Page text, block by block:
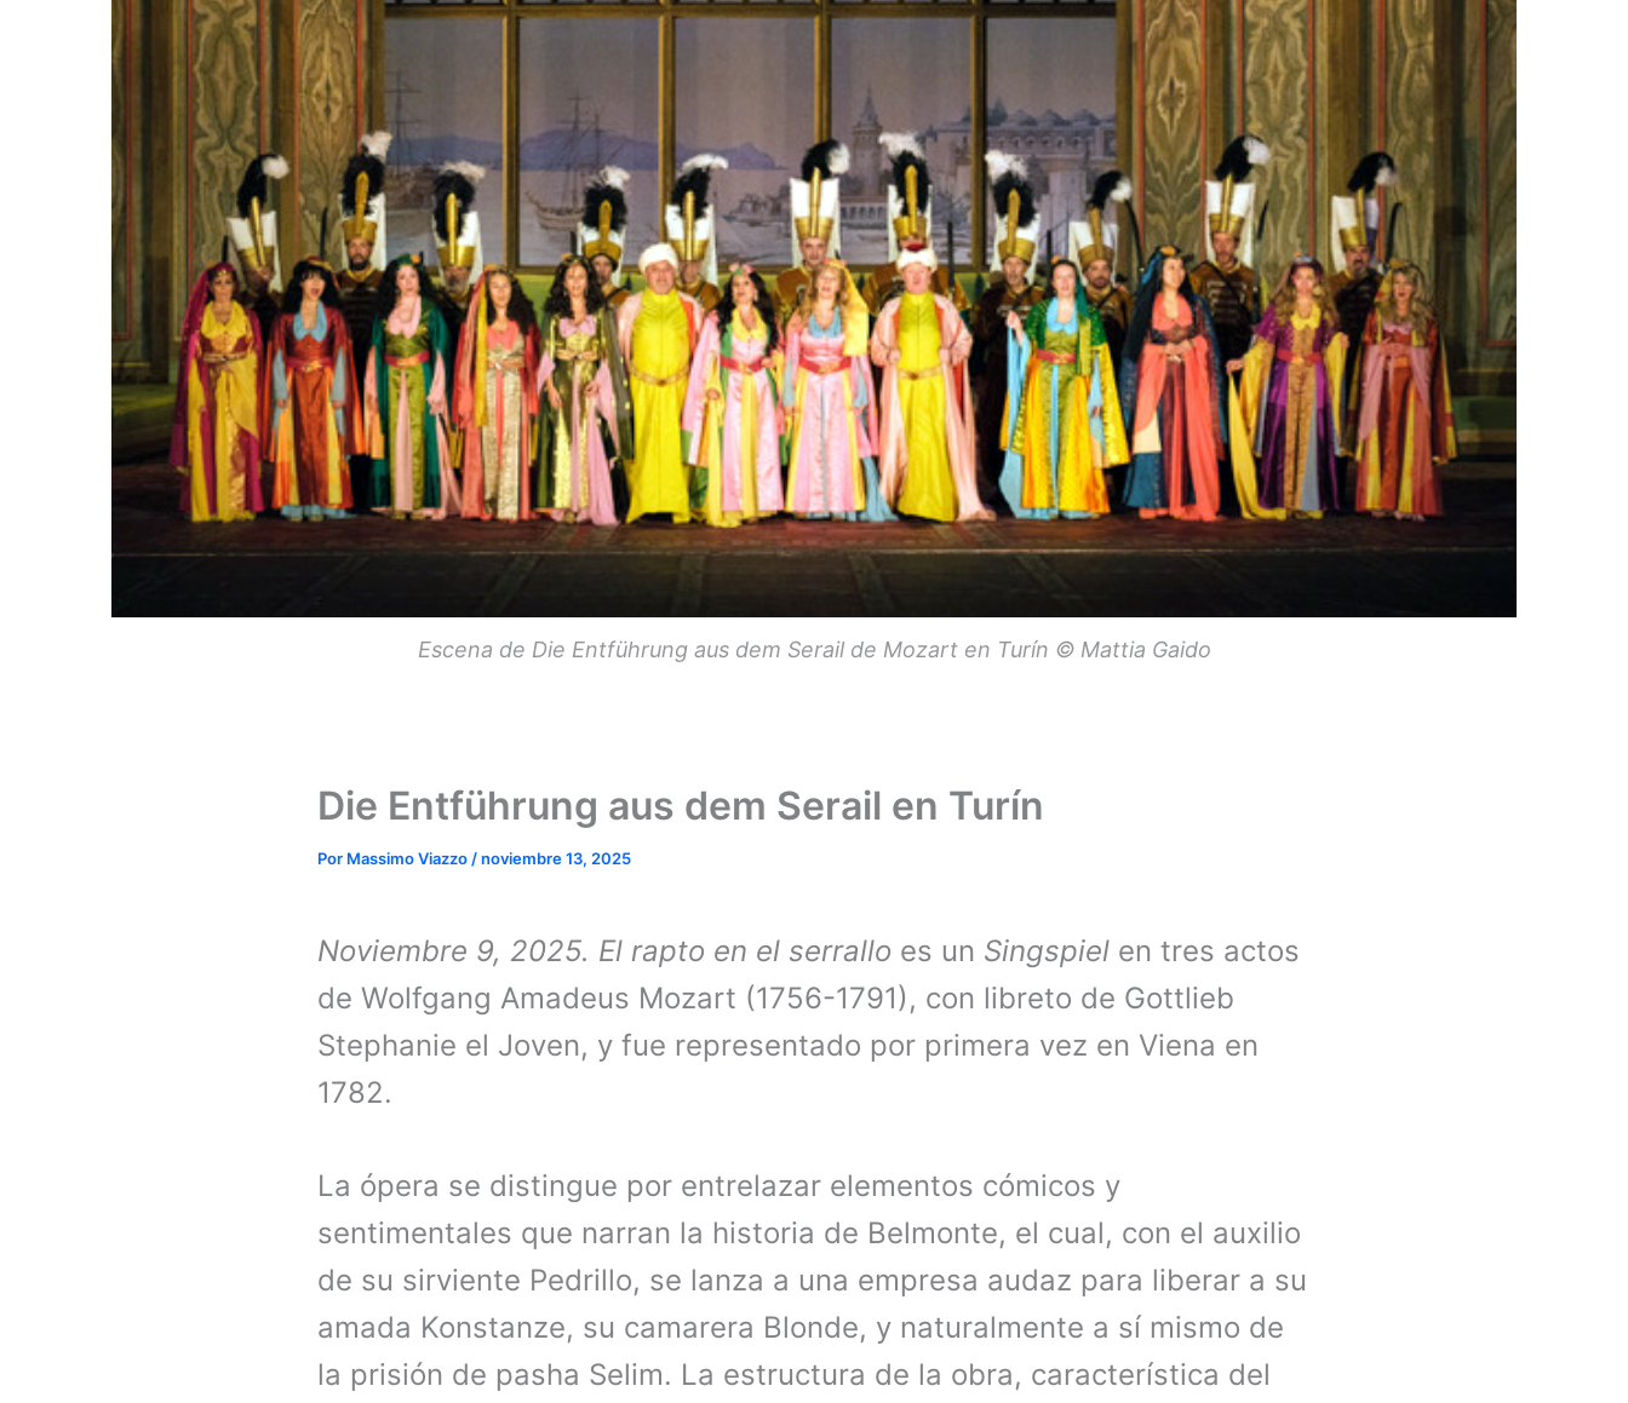
Escena de Die Entführung aus dem Serail de Mozart en Turín © Mattia Gaido
Die Entführung aus dem Serail en Turín
Por Massimo Viazzo /noviembre 13, 2025
Noviembre 9, 2025. El rapto en el serrallo es un Singspiel en tres actos
de Wolfgang Amadeus Mozart (1756-1791), con libreto de Gottlieb
Stephanie el Joven, y fue representado por primera vez en Viena en
1782.
La ópera se distingue por entrelazar elementos cómicos y
sentimentales que narran la historia de Belmonte, el cual, con el auxilio
de su sirviente Pedrillo, se lanza a una empresa audaz para liberar a su
amada Konstanze, su camarera Blonde, y naturalmente a sí mismo de
la prisión de pasha Selim. La estructura de la obra, característica del